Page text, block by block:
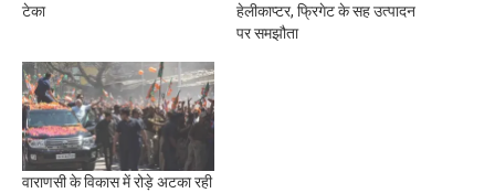
टेका
हेलीकाप्टर, फ्रिगेट के सह उत्पादन
पर समझौता
वाराणसी के विकास में रोड़े अटका रही